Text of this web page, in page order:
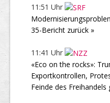
11:51 Uhr
35-Bericht zurück »
11:41 Uhr
«Eco on the rocks»:
Exportkontrollen,
Feinde des Freihandels